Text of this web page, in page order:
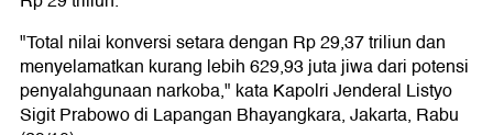
"Total nilai konversi setara dengan Rp 29,37 triliun dan
menyelamatkan kurang lebih 629,93 juta jiwa dari potensi
penyalahgunaan narkoba," kata Kapolri Jenderal Listyo
Sigit Prabowo di Lapangan Bhayangkara, Jakarta, Rabu